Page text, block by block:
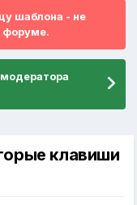
шаблона - не
форуме.
клавиши